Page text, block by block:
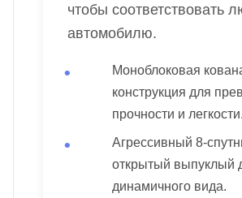
чтобы соответствовать
автомобилю.
Моноблоковая
конструкция для
прочности и легкости.
Агрессивный 8-
открытый выпуклый
динамичного вида.